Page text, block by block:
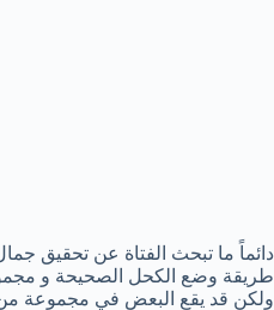
دائماً ما تبحث الفتاة عن تحقيق
طريقة وضع الكحل الصحيحة و
ولكن قد يقع البعض في مجموعة من